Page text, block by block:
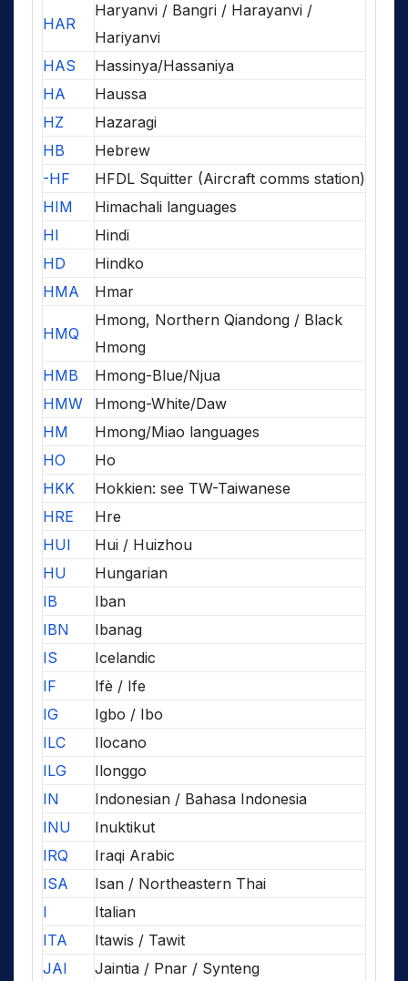
HAR
Haryanvi / Bangri / Harayanvi /
Hariyanvi
HAS
Hassinya/Hassaniya
HA
Haussa
HZ
Hazaragi
HB
Hebrew
-HF
HFDL Squitter (Aircraft comms station)
HIM
Himachali languages
HI
Hindi
HD
Hindko
HMA
Hmar
HMQ
Hmong, Northern Qiandong / Black
Hmong
HMB
Hmong-Blue/Njua
HMW
Hmong-White/Daw
HM
Hmong/Miao languages
HO
Ho
HKK
Hokkien: see TW-Taiwanese
HRE
Hre
HUI
Hui / Huizhou
HU
Hungarian
IB
Iban
IBN
Ibanag
IS
Icelandic
IF
Ifè / Ife
IG
Igbo / Ibo
ILC
Ilocano
ILG
Ilonggo
IN
Indonesian / Bahasa Indonesia
INU
Inuktikut
IRQ
Iraqi Arabic
ISA
Isan / Northeastern Thai
I
Italian
ITA
Itawis / Tawit
JAI
Jaintia / Pnar / Synteng